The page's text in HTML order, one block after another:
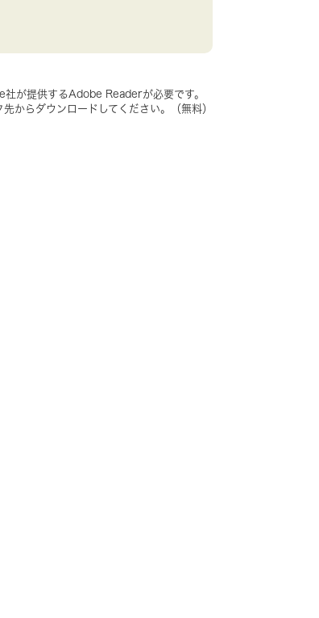
が提供するAdobe Readerが必要です。
からダウンロードしてください。（無料）